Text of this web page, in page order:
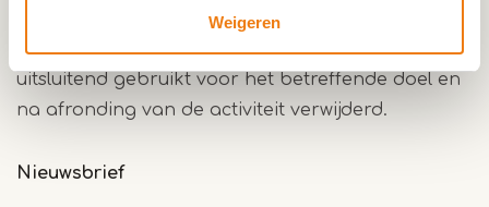
Weigeren
adres en overige gegevens opgeven. Deze
gegevens worden, samen met jouw e-mailadres,
uitsluitend gebruikt voor het betreffende doel en
na afronding van de activiteit verwijderd.
Nieuwsbrief